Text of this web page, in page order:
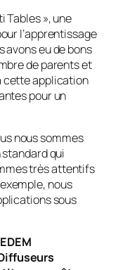
Tables », une
l’apprentissage
avons eu de bons
de parents et
cette application
pour un
nous sommes
standard qui
très attentifs
nous
sous